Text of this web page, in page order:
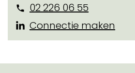
02 226 06 55
Connectie maken